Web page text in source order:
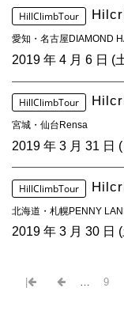
HillClimbTour
愛知・名古屋DIAMOND
2019 年 4 月 6 日 (
HillClimbTour
宮城・仙台Rensa
2019 年 3 月 31 日
HillClimbTour
北海道・札幌PENNY
2019 年 3 月 30 日
… 9